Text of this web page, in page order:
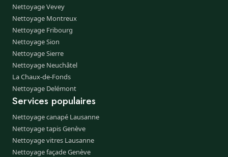
Nettoyage Vevey
Nettoyage Montreux
Nettoyage Fribourg
Nettoyage Sion
Nettoyage Sierre
Nettoyage Neuchâtel
La Chaux-de-Fonds
Nettoyage Delémont
Services populaires
Nettoyage canapé Lausanne
Nettoyage tapis Genève
Nettoyage vitres Lausanne
Nettoyage façade Genève